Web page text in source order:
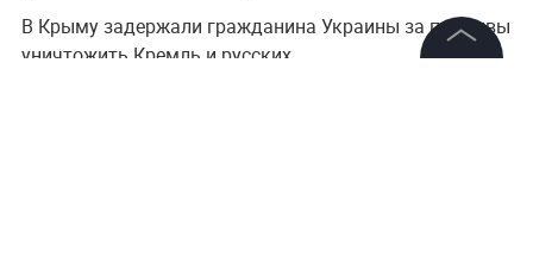
В Крыму задержали гражданина Украины за призывы
уничтожить Кремль и русских